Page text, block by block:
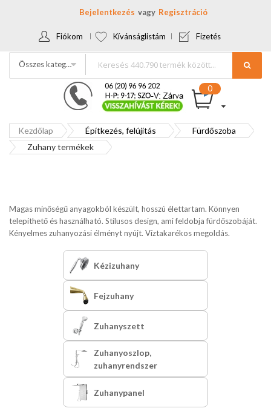
Bejelentkezés Regisztráció
Fiókom Kívánságlistám Fizetés
Összes kategória
Kezdőlap Építkezés, felújítás
Fürdőszoba
Zuhany termékek
Magas minőségű anyagokból készült, hosszú élettartam. Könnyen
telepíthető és használható. Stílusos design, ami feldobja fürdőszobáját.
Kényelmes zuhanyozási élményt nyújt. Víztakarékos megoldás.
Kézizuhany
Fejzuhany
Zuhanyszett
Zuhanyoszlop,
zuhanyrendszer
Zuhanypanel